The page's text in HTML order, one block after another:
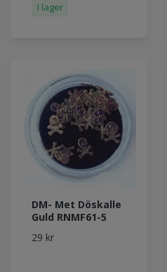
I lager
DM- Met Döskalle
Guld RNMF61-5
29 kr